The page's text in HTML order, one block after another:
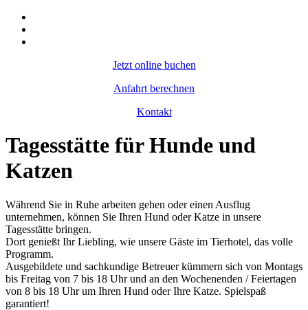
Jetzt online buchen
Anfahrt berechnen
Kontakt
Tagesstätte für Hunde und
Katzen
Während Sie in Ruhe arbeiten gehen oder einen Ausflug
unternehmen, können Sie Ihren Hund oder Katze in unsere
Tagesstätte bringen.
Dort genießt Ihr Liebling, wie unsere Gäste im Tierhotel, das volle
Programm.
Ausgebildete und sachkundige Betreuer kümmern sich von Montags
bis Freitag von 7 bis 18 Uhr und an den Wochenenden / Feiertagen
von 8 bis 18 Uhr um Ihren Hund oder Ihre Katze. Spielspaß
garantiert!